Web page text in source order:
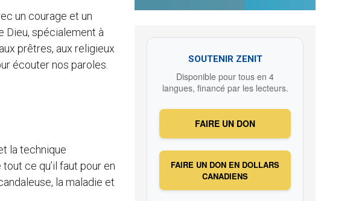
un courage et un
Dieu, spécialement à
prêtres, aux religieux
écouter nos paroles.
la technique
ce qu’il faut pour en
la maladie et
SOUTENIR ZENIT
Disponible pour tous en 4
langues, financé par les lecteurs.
FAIRE UN DON
FAIRE UN DON EN DOLLARS
CANADIENS